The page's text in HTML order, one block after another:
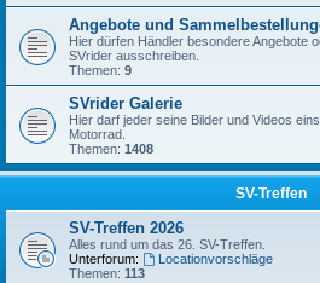
Angebote und
Hier dürfen Händler besondere Angebote
SVrider ausschreiben.
Themen: 9
SVrider Galerie
Hier darf jeder seine Bilder und Videos
Motorrad.
Themen: 1408
SV-Treffen
SV-Treffen 2026
Alles rund um das 26. SV-Treffen.
Unterforum:
Locationvorschläge
Themen: 113